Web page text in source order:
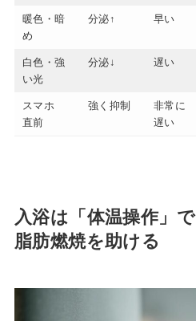
暖色・暗
め
分泌↑ 早い
白色・強
い光
分泌↓ 遅い
スマホ
直前
強く抑制
非常に
遅い
入浴は「体温操作」で
脂肪燃焼を助ける